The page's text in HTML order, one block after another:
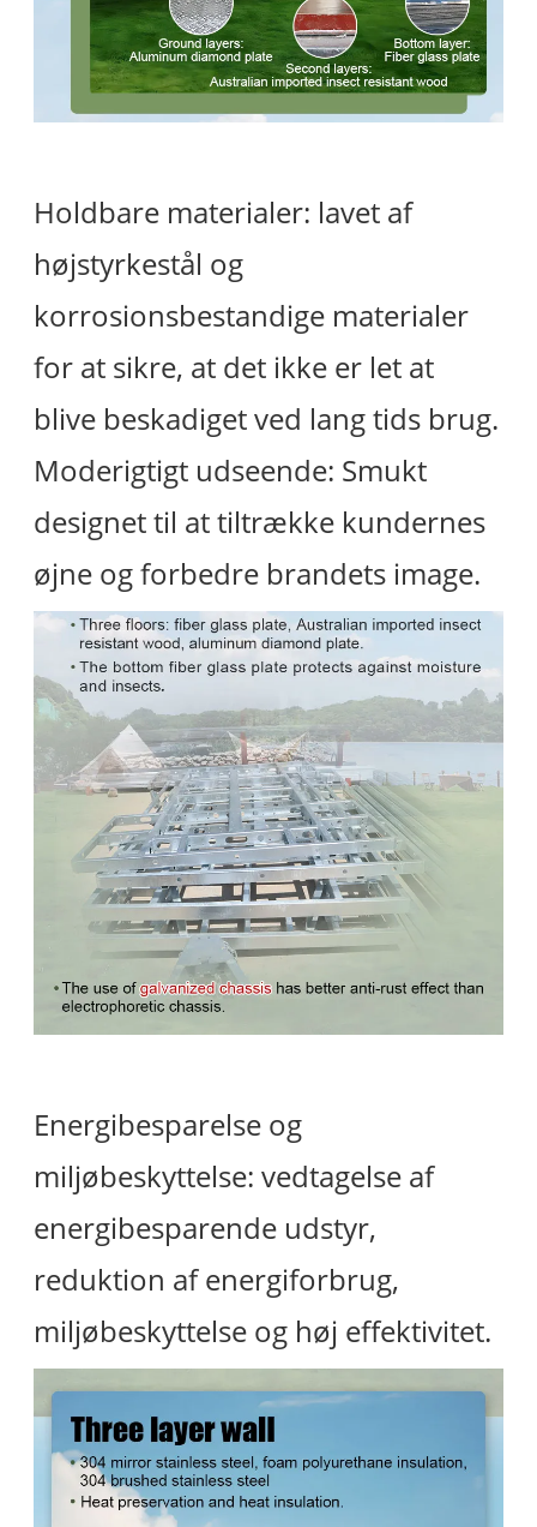
Holdbare materialer: lavet af
højstyrkestål og
korrosionsbestandige materialer
for at sikre, at det ikke er let at
blive beskadiget ved lang tids brug.
Moderigtigt udseende: Smukt
designet til at tiltrække kundernes
øjne og forbedre brandets image.
Energibesparelse og
miljøbeskyttelse: vedtagelse af
energibesparende udstyr,
reduktion af energiforbrug,
miljøbeskyttelse og høj effektivitet.